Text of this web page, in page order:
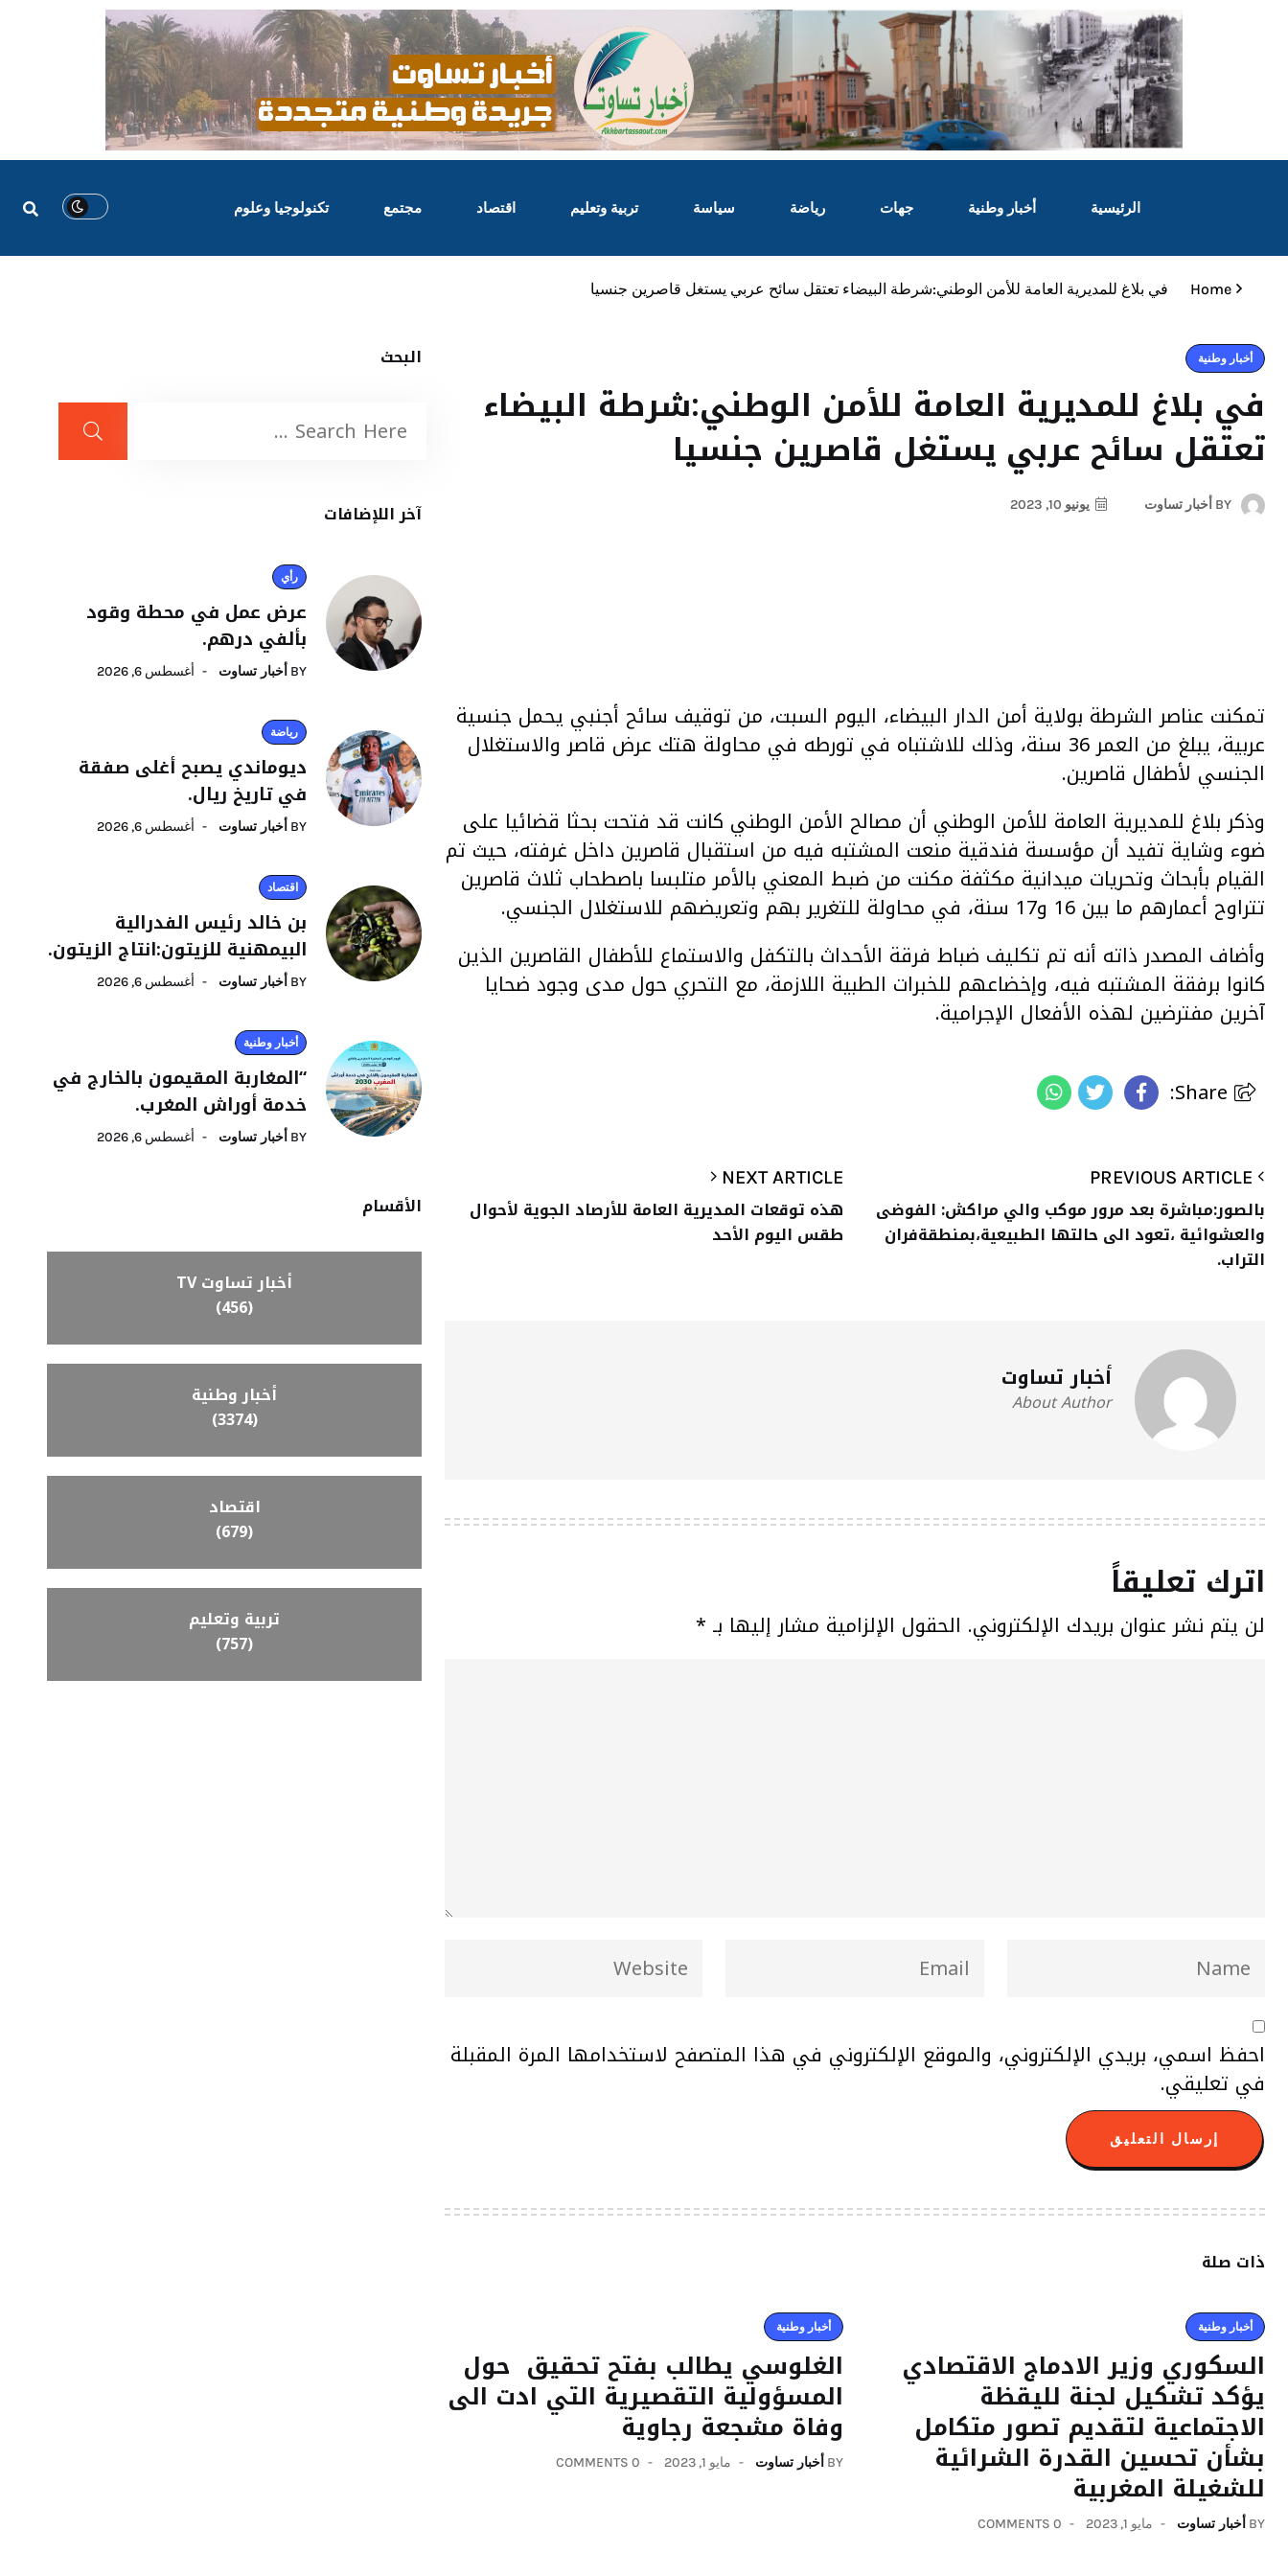
الرئيسية أخبار وطنية جهات رياضة سياسة تربية وتعليم اقتصاد مجتمع تكنولوجيا وعلوم
Home في بلاغ للمديرية العامة للأمن الوطني:شرطة البيضاء تعتقل سائح عربي يستغل قاصرين جنسيا
أخبار وطنية
في بلاغ للمديرية العامة للأمن الوطني:شرطة البيضاء
تعتقل سائح عربي يستغل قاصرين جنسيا
BY أخبار تساوت يونيو 10, 2023
تمكنت عناصر الشرطة بولاية أمن الدار البيضاء، اليوم السبت، من توقيف سائح أجنبي يحمل جنسية
عربية، يبلغ من العمر 36 سنة، وذلك للاشتباه في تورطه في محاولة هتك عرض قاصر والاستغلال
الجنسي لأطفال قاصرين.
وذكر بلاغ للمديرية العامة للأمن الوطني أن مصالح الأمن الوطني كانت قد فتحت بحثا قضائيا على
ضوء وشاية تفيد أن مؤسسة فندقية منعت المشتبه فيه من استقبال قاصرين داخل غرفته، حيث تم
القيام بأبحاث وتحريات ميدانية مكثفة مكنت من ضبط المعني بالأمر متلبسا باصطحاب ثلاث قاصرين
تتراوح أعمارهم ما بين 16 و17 سنة، في محاولة للتغرير بهم وتعريضهم للاستغلال الجنسي.
وأضاف المصدر ذاته أنه تم تكليف ضباط فرقة الأحداث بالتكفل والاستماع للأطفال القاصرين الذين
كانوا برفقة المشتبه فيه، وإخضاعهم للخبرات الطبية اللازمة، مع التحري حول مدى وجود ضحايا
آخرين مفترضين لهذه الأفعال الإجرامية.
بالصور:مباشرة بعد مرور موكب والي مراكش: الفوضى
والعشوائية ،تعود الى حالتها الطبيعية،بمنطقةفران
التراب.
NEXT ARTICLE
هذه توقعات المديرية العامة للأرصاد الجوية لأحوال
طقس اليوم الأحد
أخبار تساوت
About Author
اترك تعليقاً
لن يتم نشر عنوان بريدك الإلكتروني. الحقول الإلزامية مشار إليها بـ *
احفظ اسمي، بريدي الإلكتروني، والموقع الإلكتروني في هذا المتصفح لاستخدامها المرة المقبلة
في تعليقي.
ذات صلة
أخبار وطنية
السكوري وزير الادماج الاقتصادي
يؤكد تشكيل لجنة لليقظة
الاجتماعية لتقديم تصور متكامل
بشأن تحسين القدرة الشرائية
للشغيلة المغربية
BY أخبار تساوت مايو 1, 2023 0 COMMENTS
أخبار وطنية
الغلوسي يطالب بفتح تحقيق حول
المسؤولية التقصيرية التي ادت الى
وفاة مشجعة رجاوية
BY أخبار تساوت مايو 1, 2023 0 COMMENTS
البحث
آخر اللإضافات
رأي
عرض عمل في محطة وقود
بألفي درهم.
BY أخبار تساوت أغسطس 6, 2026
رياضة
ديوماندي يصبح أغلى صفقة
في تاريخ ريال.
BY أخبار تساوت أغسطس 6, 2026
اقتصاد
بن خالد رئيس الفدرالية
البيمهنية للزيتون:انتاج الزيتون.
BY أخبار تساوت أغسطس 6, 2026
أخبار وطنية
“المغاربة المقيمون بالخارج في
خدمة أوراش المغرب.
BY أخبار تساوت أغسطس 6, 2026
الأقسام
أخبار تساوت TV
(456)
أخبار وطنية
(3374)
اقتصاد
(679)
تربية وتعليم
(757)